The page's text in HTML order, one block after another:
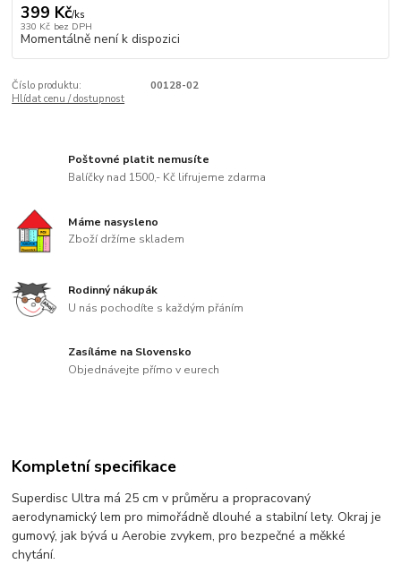
399 Kč/ks
330 Kč bez DPH
Momentálně není k dispozici
Číslo produktu:
00128-02
Hlídat cenu / dostupnost
Poštovné platit nemusíte
Balíčky nad 1500,- Kč lifrujeme zdarma
Máme nasysleno
Zboží držíme skladem
Rodinný nákupák
U nás pochodíte s každým přáním
Zasíláme na Slovensko
Objednávejte přímo v eurech
Kompletní specifikace
Superdisc Ultra má 25 cm v průměru a propracovaný
aerodynamický lem pro mimořádně dlouhé a stabilní lety. Okraj je
gumový, jak bývá u Aerobie zvykem, pro bezpečné a měkké
chytání.